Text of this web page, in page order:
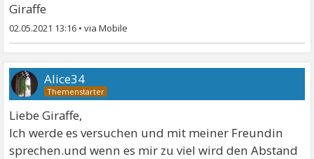
Giraffe
02.05.2021 13:16 •
Alice34
Liebe Giraffe,
Ich werde es versuchen und mit meiner Freundin
sprechen.und wenn es mir zu viel wird den Abstand